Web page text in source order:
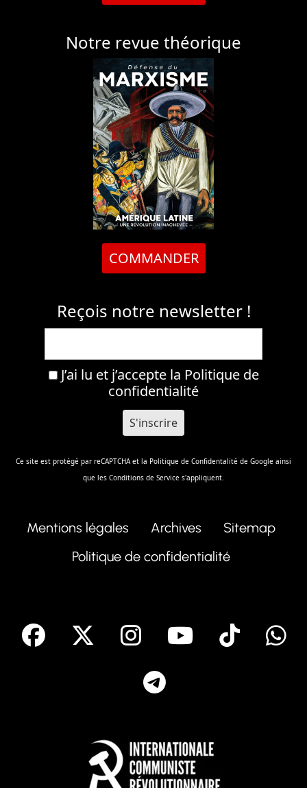
Notre revue théorique
COMMANDER
Reçois notre newsletter !
J’ai lu et j’accepte la Politique de
confidentialité
Ce site est protégé par reCAPTCHA et la Politique de Confidentalité de Google ainsi
que les Conditions de Service s'appliquent.
Mentions légales Archives
Sitemap
Politique de confidentialité
facebook Instagram
Youtube
Tik